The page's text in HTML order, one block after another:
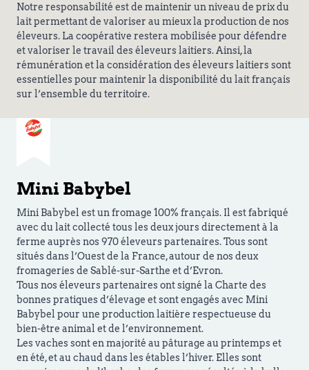
Notre responsabilité est de maintenir un niveau de prix du
lait permettant de valoriser au mieux la production de nos
éleveurs. La coopérative restera mobilisée pour défendre
et valoriser le travail des éleveurs laitiers. Ainsi, la
rémunération et la considération des éleveurs laitiers sont
essentielles pour maintenir la disponibilité du lait français
sur l’ensemble du territoire.
Mini Babybel
Mini Babybel est un fromage 100% français. Il est fabriqué
avec du lait collecté tous les deux jours directement à la
ferme auprès nos 970 éleveurs partenaires. Tous sont
situés dans l’Ouest de la France, autour de nos deux
fromageries de Sablé-sur-Sarthe et d’Evron.
Tous nos éleveurs partenaires ont signé la Charte des
bonnes pratiques d’élevage et sont engagés avec Mini
Babybel pour une production laitière respectueuse du
bien-être animal et de l’environnement.
Les vaches sont en majorité au pâturage au printemps et
en été, et au chaud dans les étables l’hiver. Elles sont